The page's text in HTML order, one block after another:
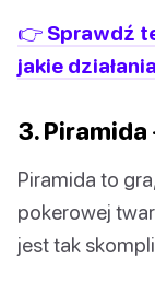
👉 Sprawdź
jakie
3.
Piramida to
pokerowej
jest tak